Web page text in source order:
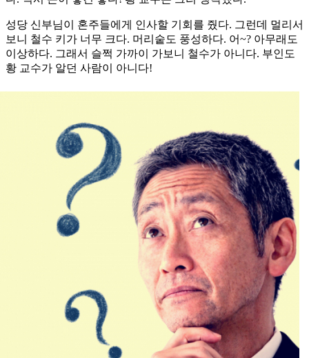
성당 신부님이 혼주들에게 인사할 기회를 줬다. 그런데 멀리서
보니 철수 키가 너무 크다. 머리숱도 풍성하다. 어~? 아무래도
이상하다. 그래서 슬쩍 가까이 가보니 철수가 아니다. 부인도
황 교수가 알던 사람이 아니다!